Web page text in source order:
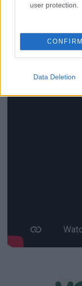
user protection.
CONFIRM
Data Deletion